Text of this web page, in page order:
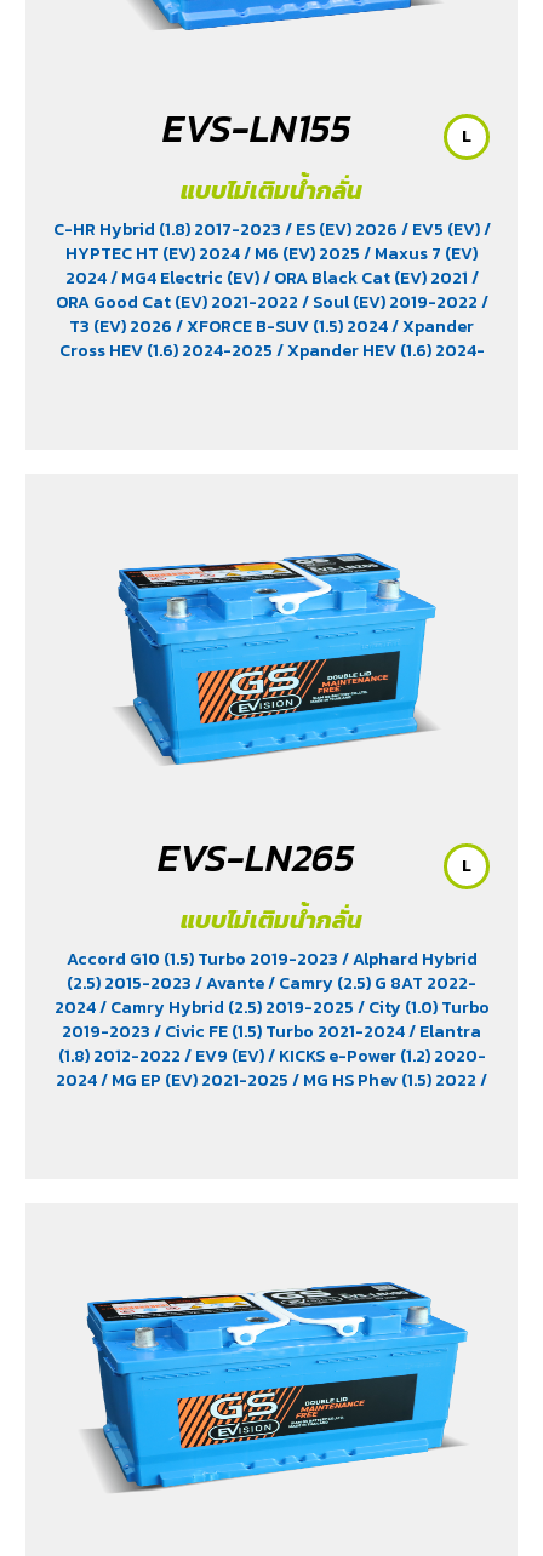
EVS-LN155
แบบไม่เติมน้ำกลั่น
C-HR Hybrid (1.8) 2017-2023/ ES (EV) 2026/ EV5 (EV)/
HYPTEC HT (EV) 2024/ M6 (EV) 2025/ Maxus 7 (EV)
2024/ MG4 Electric (EV)/ ORA Black Cat (EV) 2021/
ORA Good Cat (EV) 2021-2022/ Soul (EV) 2019-2022/
T3 (EV) 2026/ XFORCE B-SUV (1.5) 2024/ Xpander
Cross HEV (1.6) 2024-2025/ Xpander HEV (1.6) 2024-
L
EVS-LN265
แบบไม่เติมน้ำกลั่น
Accord G10 (1.5) Turbo 2019-2023/ Alphard Hybrid
(2.5) 2015-2023/ Avante/ Camry (2.5) G 8AT 2022-
2024/ Camry Hybrid (2.5) 2019-2025/ City (1.0) Turbo
2019-2023/ Civic FE (1.5) Turbo 2021-2024/ Elantra
(1.8) 2012-2022/ EV9 (EV)/ KICKS e-Power (1.2) 2020-
2024/ MG EP (EV) 2021-2025/ MG HS Phev (1.5) 2022/
L